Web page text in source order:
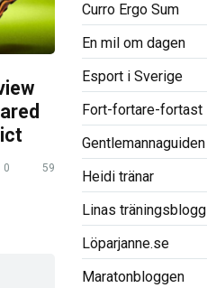
0 59
Curro Ergo Sum
En mil om dagen
Esport i Sverige
Fort-fortare-fortast
Gentlemannaguiden
Heidi tränar
Linas träningsblogg
Löparjanne.se
Maratonbloggen